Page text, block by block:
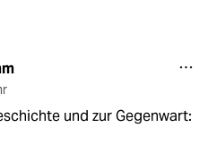
und zur Gegenwart: